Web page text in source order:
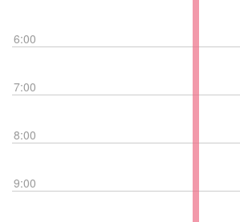
6:00
7:00
8:00
9:00